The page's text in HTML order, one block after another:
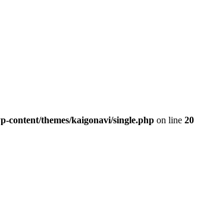
content/themes/kaigonavi/single.php on line 20